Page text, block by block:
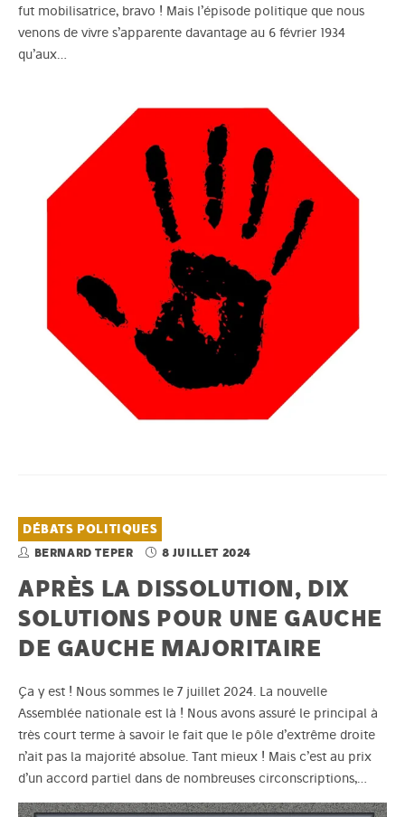
fut mobilisatrice, bravo ! Mais l’épisode politique que nous
venons de vivre s’apparente davantage au 6 février 1934
qu’aux…
DÉBATS POLITIQUES
BERNARD TEPER 8 JUILLET 2024
APRÈS LA DISSOLUTION, DIX
SOLUTIONS POUR UNE GAUCHE
DE GAUCHE MAJORITAIRE
Ça y est ! Nous sommes le 7 juillet 2024. La nouvelle
Assemblée nationale est là ! Nous avons assuré le principal à
très court terme à savoir le fait que le pôle d’extrême droite
n’ait pas la majorité absolue. Tant mieux ! Mais c’est au prix
d’un accord partiel dans de nombreuses circonscriptions,…